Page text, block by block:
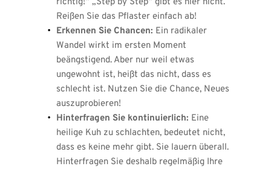
Reißen Sie das Pflaster einfach ab!
Erkennen Sie Chancen: Ein radikaler
Wandel wirkt im ersten Moment
beängstigend. Aber nur weil etwas
ungewohnt ist, heißt das nicht, dass es
schlecht ist. Nutzen Sie die Chance, Neues
auszuprobieren!
Hinterfragen Sie kontinuierlich: Eine
heilige Kuh zu schlachten, bedeutet nicht,
dass es keine mehr gibt. Sie lauern überall.
Hinterfragen Sie deshalb regelmäßig Ihre